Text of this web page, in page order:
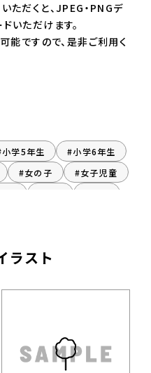
ただくと、JPEG・PNGデ
いただけます。
能ですので、是非ご利用く
学5年生
#小学6年生
#女の子
#女子児童
ラスト